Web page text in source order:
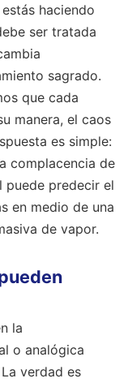
haciendo
ser tratada
sagrado.
que cada
manera, el caos
es simple:
complacencia de
puede predecir el
en medio de una
de vapor.
la
o analógica
verdad es